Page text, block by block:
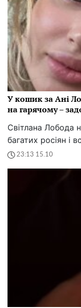
У кошик за Ані
на гарячому –
Світлана Лобода
багатих росіян і
23:13 15.10